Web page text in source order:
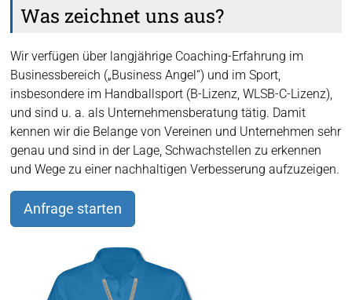
Was zeichnet uns aus?
Wir verfügen über langjährige Coaching-Erfahrung im
Businessbereich („Business Angel“) und im Sport,
insbesondere im Handballsport (B-Lizenz, WLSB-C-Lizenz),
und sind u. a. als Unternehmensberatung tätig. Damit
kennen wir die Belange von Vereinen und Unternehmen sehr
genau und sind in der Lage, Schwachstellen zu erkennen
und Wege zu einer nachhaltigen Verbesserung aufzuzeigen.
Anfrage starten